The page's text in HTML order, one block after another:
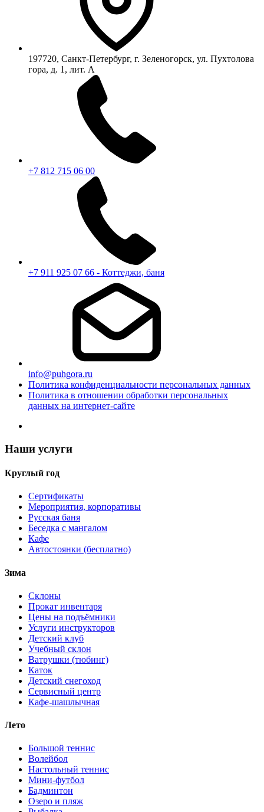
197720, Санкт-Петербург, г. Зеленогорск, ул. Пухтолова
гора, д. 1, лит. А
+7 812 715 06 00
+7 911 925 07 66 - Коттеджи, баня
info@puhgora.ru
Политика конфиденциальности персональных данных
Политика в отношении обработки персональных
данных на интернет-сайте
Наши услуги
Круглый год
Сертификаты
Мероприятия, корпоративы
Русская баня
Беседка с мангалом
Кафе
Автостоянки (бесплатно)
Зима
Склоны
Прокат инвентаря
Цены на подъёмники
Услуги инструкторов
Детский клуб
Учебный склон
Ватрушки (тюбинг)
Каток
Детский снегоход
Сервисный центр
Кафе-шашлычная
Лето
Большой теннис
Волейбол
Настольный теннис
Мини-футбол
Бадминтон
Озеро и пляж